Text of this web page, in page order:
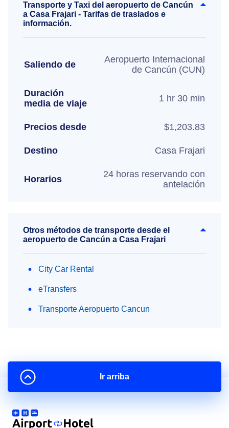
Transporte y Taxi del aeropuerto de Cancún
a Casa Frajari - Tarifas de traslados e
información.
Saliendo de
Aeropuerto Internacional
de Cancún (CUN)
Duración
media de viaje
1 hr 30 min
Precios desde $1,203.83
Destino Casa Frajari
Horarios
24 horas reservando con
antelación
Otros métodos de transporte desde el
aeropuerto de Cancún a Casa Frajari
City Car Rental
eTransfers
Transporte Aeropuerto Cancun
Ir arriba